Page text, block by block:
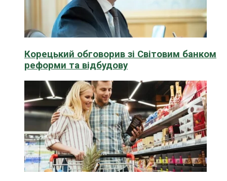
Корецький обговорив зі Світовим банком
реформи та відбудову